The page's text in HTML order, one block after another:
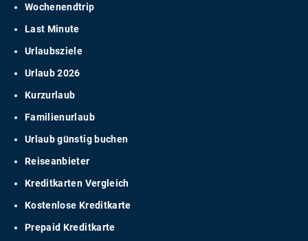
Wochenendtrip
Last Minute
Urlaubsziele
Urlaub 2026
Kurzurlaub
Familienurlaub
Urlaub günstig buchen
Reiseanbieter
Kreditkarten Vergleich
Kostenlose Kreditkarte
Prepaid Kreditkarte